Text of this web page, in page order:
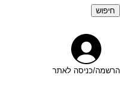
הרשמה/כניסה לאתר